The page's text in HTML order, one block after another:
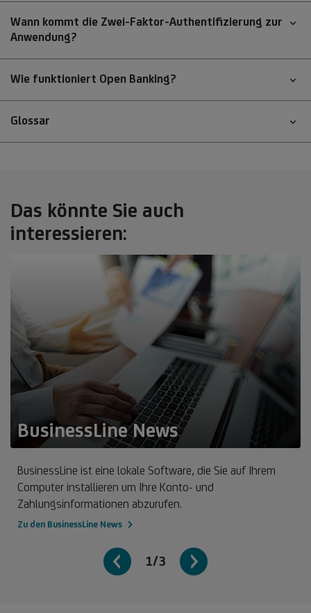
Wann kommt die Zwei-Faktor-Authentifizierung zur
Anwendung?
Wie funktioniert Open Banking?
Glossar
Das könnte Sie auch
interessieren:
BusinessLine News
BusinessLine ist eine lokale Software, die Sie auf Ihrem
Computer installieren um Ihre Konto- und
Zahlungsinformationen abzurufen.
Zu den BusinessLine News
1/3